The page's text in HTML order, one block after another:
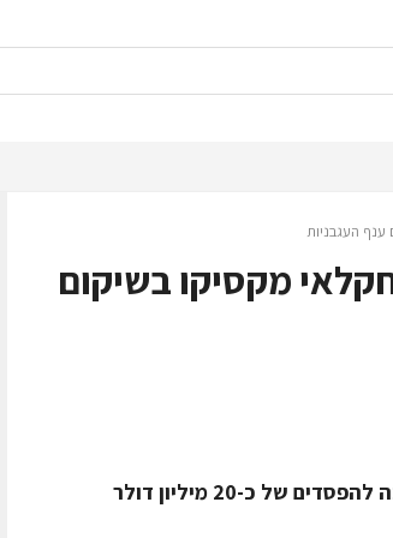
העגבניות
מקסיקו בשיקום
וירוס שפגע באלפי דונמים של גידולי עגבניות, גרם עד כה להפסדים של כ-20 מיליון דולר